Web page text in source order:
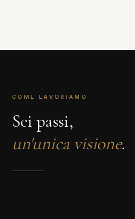
COME LAVORIAMO
Sei passi,
un'unica visione.